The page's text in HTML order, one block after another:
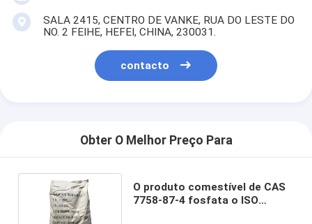
SALA 2415, CENTRO DE VANKE, RUA DO LESTE DO
NO. 2 FEIHE, HEFEI, CHINA, 230031.
contacto
Obter O Melhor Preço Para
O produto comestível de CAS
7758-87-4 fosfata o ISO